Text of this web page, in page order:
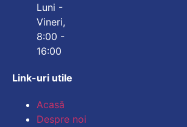
Luni -
Vineri,
8:00 -
16:00
Link-uri utile
Acasă
Despre noi